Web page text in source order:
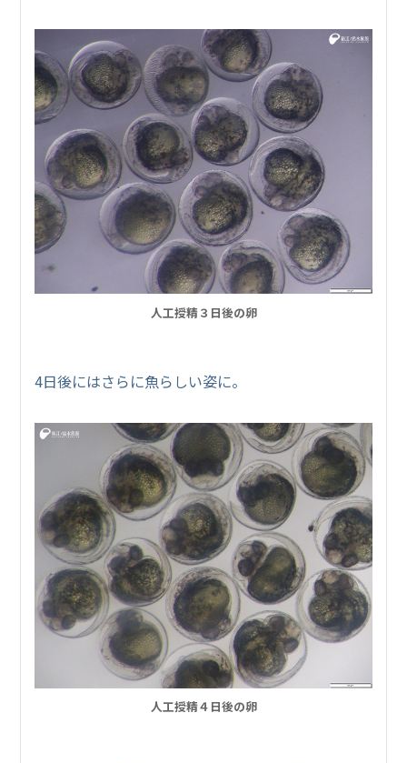
人工授精３日後の卵
4日後にはさらに魚らしい姿に。
人工授精４日後の卵